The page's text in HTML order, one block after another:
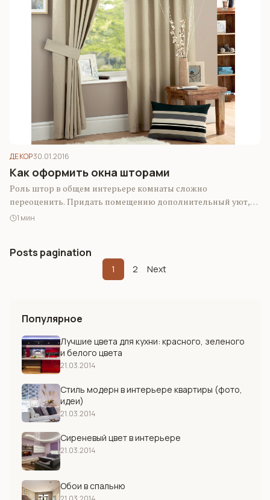
ДЕКОР30.01.2016
Как оформить окна шторами
Роль штор в общем интерьере комнаты сложно
переоценить. Придать помещению дополнительный уют,
обновить интерьер, объединить все элементы дизайна в
1 мин
Posts pagination
1 2 Next
Популярное
Лучшие цвета для кухни: красного, зеленого
и белого цвета
21.03.2014
Стиль модерн в интерьере квартиры (фото,
идеи)
21.03.2014
Сиреневый цвет в интерьере
21.03.2014
Обои в спальню